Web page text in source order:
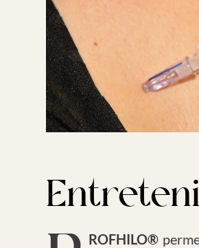
PROFHILO®